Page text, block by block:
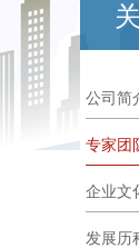
公司简
专家团
企业文
发展历